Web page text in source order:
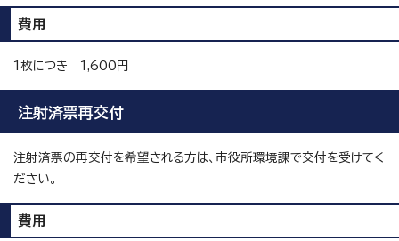
費用
1枚につき 1,600円
注射済票再交付
注射済票の再交付を希望される方は、市役所環境課で交付を受けてく
ださい。
費用